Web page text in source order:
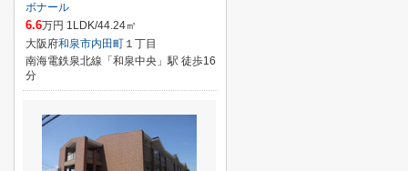
ボナール
6.6万円 1LDK/44.24㎡
大阪府和泉市内田町 １丁目
南海電鉄泉北線「和泉中央」駅 徒歩16
分